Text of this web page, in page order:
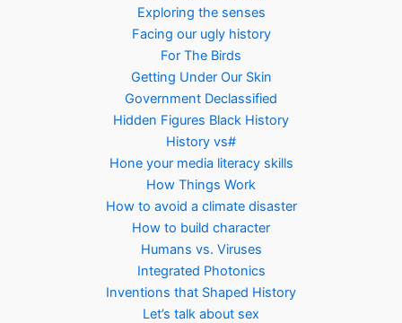
Exploring the senses
Facing our ugly history
For The Birds
Getting Under Our Skin
Government Declassified
Hidden Figures Black History
History vs#
Hone your media literacy skills
How Things Work
How to avoid a climate disaster
How to build character
Humans vs. Viruses
Integrated Photonics
Inventions that Shaped History
Let’s talk about sex